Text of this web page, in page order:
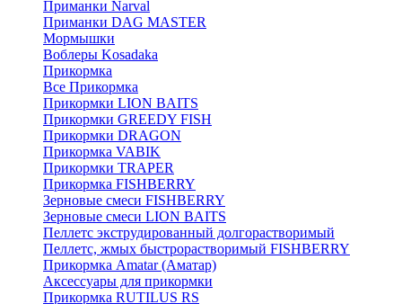
Приманки Narval
Приманки DAG MASTER
Мормышки
Воблеры Kosadaka
Прикормка
Все Прикормка
Прикормки LION BAITS
Прикормки GREEDY FISH
Прикормки DRAGON
Прикормка VABIK
Прикормки TRAPER
Прикормка FISHBERRY
Зерновые смеси FISHBERRY
Зерновые смеси LION BAITS
Пеллетс экструдированный долгорастворимый
Пеллетс, жмых быстрорастворимый FISHBERRY
Прикормка Amatar (Аматар)
Аксессуары для прикормки
Прикормка RUTILUS RS